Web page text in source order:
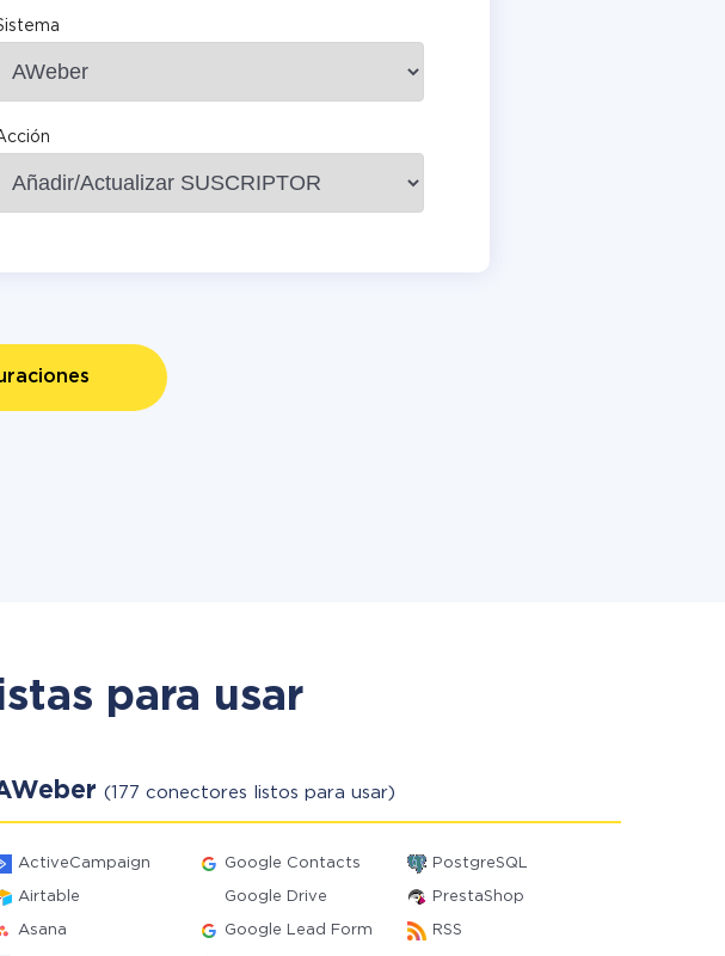
para usar
(177 conectores listos para usar)
ActiveCampaign Google Contacts PostgreSQL
Airtable Google Drive PrestaShop
Asana Google Lead Form RSS